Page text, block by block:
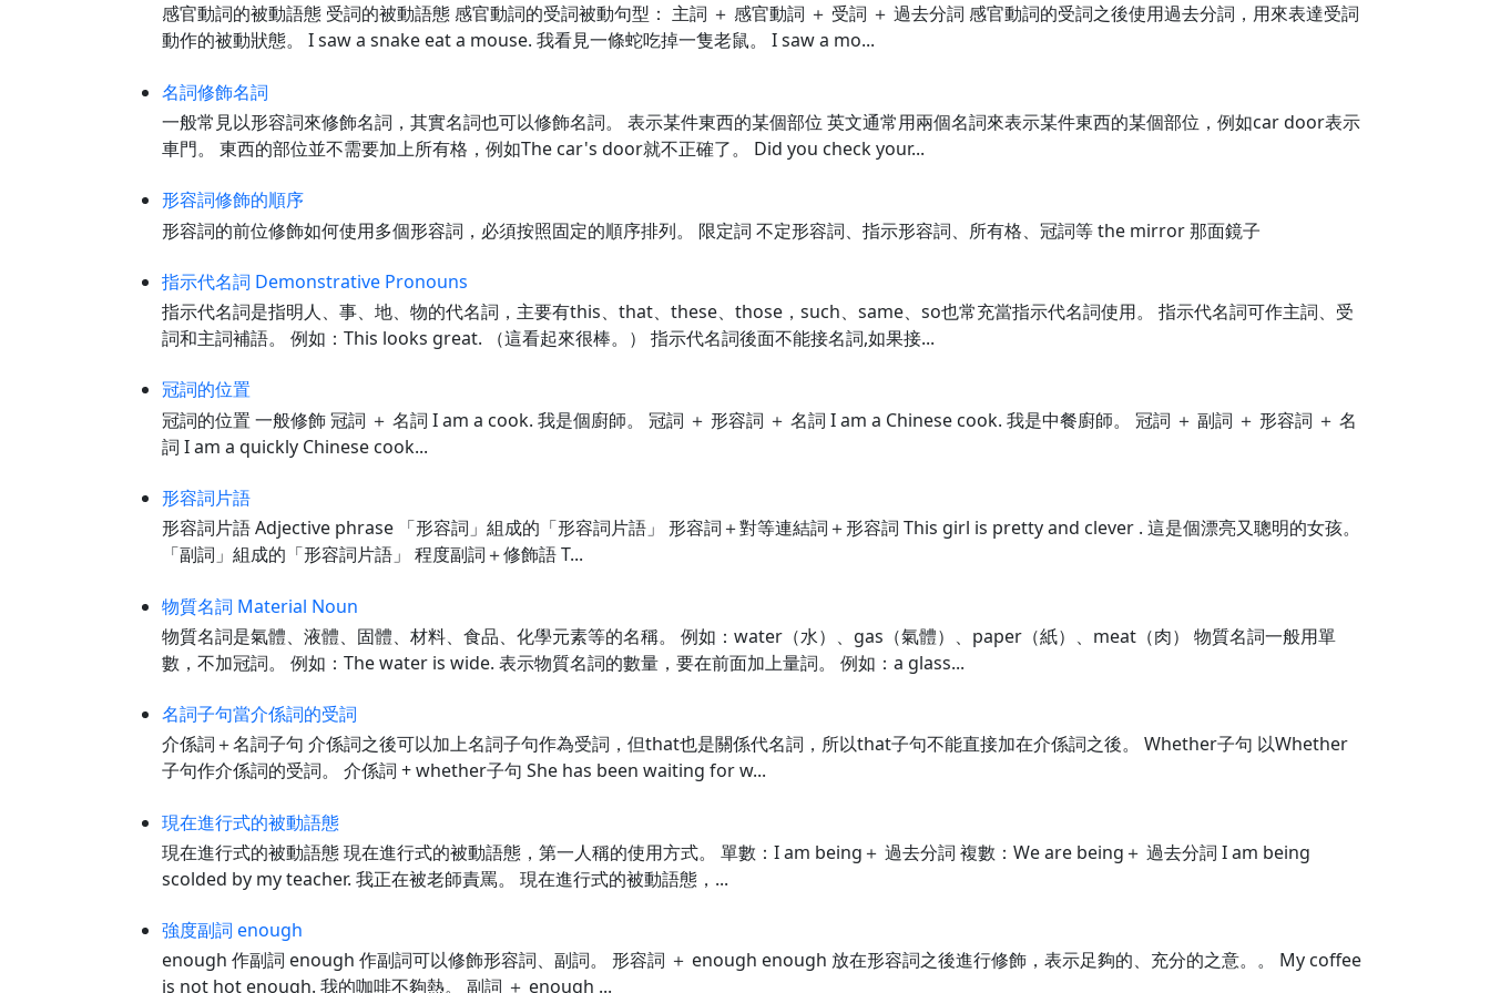
感官動詞的被動語態 受詞的被動語態 感官動詞的受詞被動句型： 主詞 ＋ 感官動詞 ＋ 受詞 ＋ 過去分詞 感官動詞的受詞之後使用過去分詞，用來表達受詞
動作的被動狀態。 I saw a snake eat a mouse. 我看見一條蛇吃掉一隻老鼠。 I saw a mo...
名詞修飾名詞
一般常見以形容詞來修飾名詞，其實名詞也可以修飾名詞。 表示某件東西的某個部位 英文通常用兩個名詞來表示某件東西的某個部位，例如car door表示
車門。 東西的部位並不需要加上所有格，例如The car's door就不正確了。 Did you check your...
形容詞修飾的順序
形容詞的前位修飾如何使用多個形容詞，必須按照固定的順序排列。 限定詞 不定形容詞、指示形容詞、所有格、冠詞等 the mirror 那面鏡子
指示代名詞 Demonstrative Pronouns
指示代名詞是指明人、事、地、物的代名詞，主要有this、that、these、those，such、same、so也常充當指示代名詞使用。 指示代名詞可作主詞、受
詞和主詞補語。 例如：This looks great. （這看起來很棒。） 指示代名詞後面不能接名詞,如果接...
冠詞的位置
冠詞的位置 一般修飾 冠詞 ＋ 名詞 I am a cook. 我是個廚師。 冠詞 ＋ 形容詞 ＋ 名詞 I am a Chinese cook. 我是中餐廚師。 冠詞 ＋ 副詞 ＋ 形容詞 ＋ 名
詞 I am a quickly Chinese cook...
形容詞片語
形容詞片語 Adjective phrase 「形容詞」組成的「形容詞片語」 形容詞＋對等連結詞＋形容詞 This girl is pretty and clever . 這是個漂亮又聰明的女孩。
「副詞」組成的「形容詞片語」 程度副詞＋修飾語 T...
物質名詞 Material Noun
物質名詞是氣體、液體、固體、材料、食品、化學元素等的名稱。 例如：water（水）、gas（氣體）、paper（紙）、meat（肉） 物質名詞一般用單
數，不加冠詞。 例如：The water is wide. 表示物質名詞的數量，要在前面加上量詞。 例如：a glass...
名詞子句當介係詞的受詞
介係詞＋名詞子句 介係詞之後可以加上名詞子句作為受詞，但that也是關係代名詞，所以that子句不能直接加在介係詞之後。 Whether子句 以Whether
子句作介係詞的受詞。 介係詞 + whether子句 She has been waiting for w...
現在進行式的被動語態
現在進行式的被動語態 現在進行式的被動語態，第一人稱的使用方式。 單數：I am being＋ 過去分詞 複數：We are being＋ 過去分詞 I am being
scolded by my teacher. 我正在被老師責罵。 現在進行式的被動語態，...
強度副詞 enough
enough 作副詞 enough 作副詞可以修飾形容詞、副詞。 形容詞 ＋ enough enough 放在形容詞之後進行修飾，表示足夠的、充分的之意。。 My coffee
is not hot enough. 我的咖啡不夠熱。 副詞 ＋ enough ...